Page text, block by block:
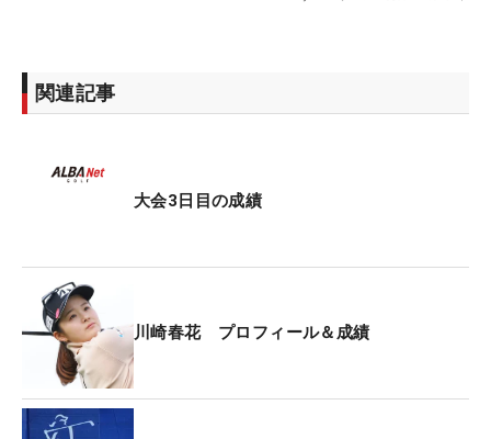
関連記事
大会3日目の成績
川崎春花 プロフィール＆成績